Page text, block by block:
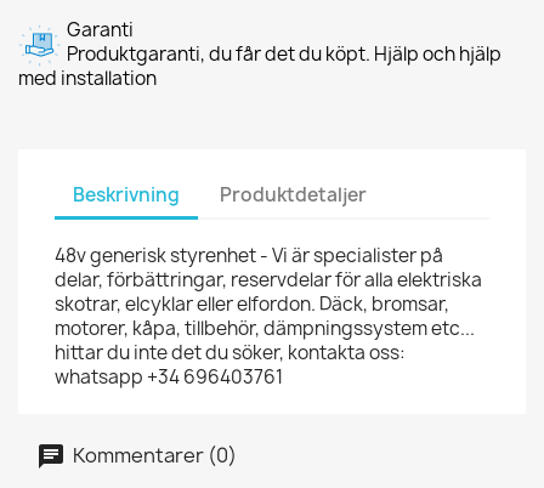
Garanti
Produktgaranti, du får det du köpt. Hjälp och hjälp
med installation
Beskrivning Produktdetaljer
48v generisk styrenhet - Vi är specialister på
delar, förbättringar, reservdelar för alla elektriska
skotrar, elcyklar eller elfordon. Däck, bromsar,
motorer, kåpa, tillbehör, dämpningssystem etc...
hittar du inte det du söker, kontakta oss:
whatsapp +34 696403761
Kommentarer (0)